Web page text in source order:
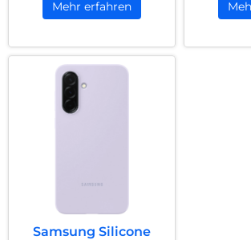
Mehr erfahren
Samsung Silicone